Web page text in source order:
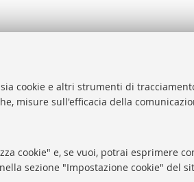
cookie e altri strumenti di
misure sull'efficacia della
cookie" e, se vuoi, potrai esprimere
sezione "Impostazione cookie" del
Help Desk